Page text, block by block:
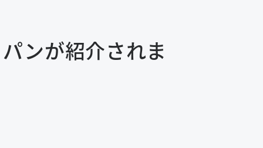
ンが紹介されま